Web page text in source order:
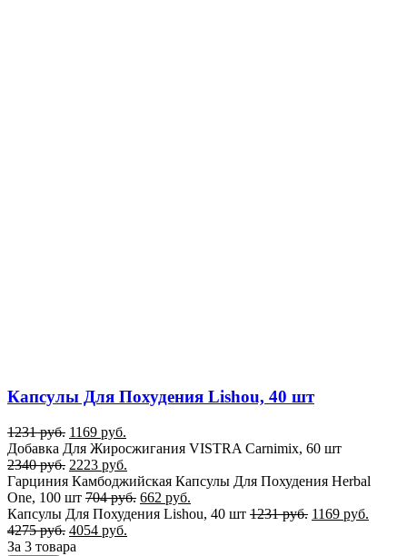
Капсулы Для Похудения Lishou, 40 шт
1231руб. 1169 руб.
Добавка Для Жиросжигания VISTRA Carnimix, 60 шт
2340руб. 2223 руб.
Гарциния Камбоджийская Капсулы Для Похудения Herbal
One, 100 шт 704руб. 662 руб.
Капсулы Для Похудения Lishou, 40 шт 1231руб. 1169 руб.
4275руб. 4054 руб.
За 3 товара